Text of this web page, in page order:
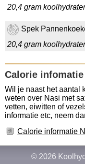
20,4 gram
Spek
20,4 gram
Calorie infomatie
Wil je naast het aantal
weten over Nasi met
vetten, eiwitten of
informatie etc, neem
Calorie informatie
© 2026